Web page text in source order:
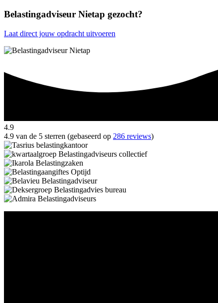
Belastingadviseur Nietap gezocht?
Laat direct jouw opdracht uitvoeren
4.9
4.9 van de 5 sterren (gebaseerd op 286 reviews)